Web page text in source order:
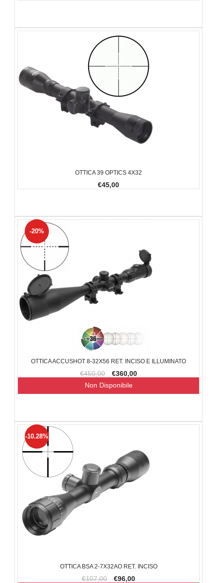
OTTICA 39 OPTICS 4X32
€45,00
OTTICA ACCUSHOT 8-32X56 RET. INCISO E ILLUMINATO
€450,00 €360,00
-20%
Non Disponibile
OTTICA BSA 2-7X32AO RET. INCISO
€107,00 €96,00
-10.28%